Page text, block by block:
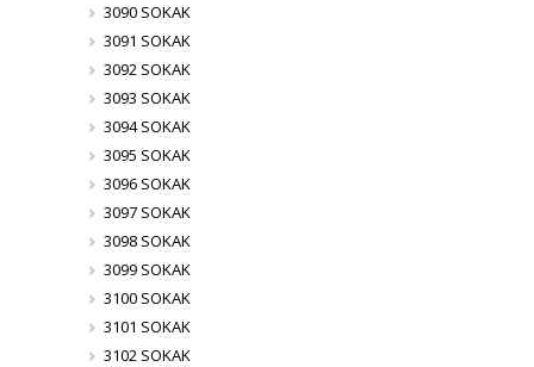
3090 SOKAK
3091 SOKAK
3092 SOKAK
3093 SOKAK
3094 SOKAK
3095 SOKAK
3096 SOKAK
3097 SOKAK
3098 SOKAK
3099 SOKAK
3100 SOKAK
3101 SOKAK
3102 SOKAK